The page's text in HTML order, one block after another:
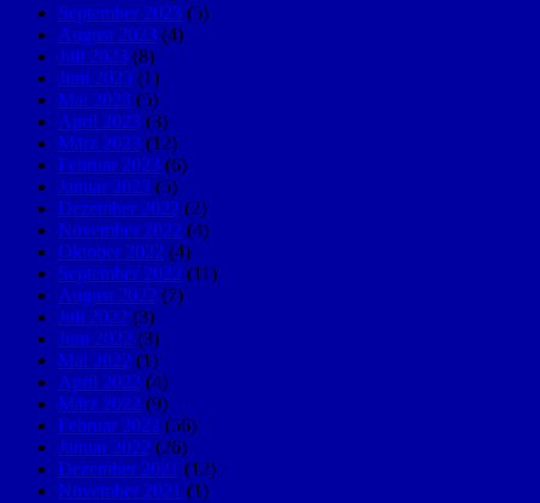
September 2023 (5)
August 2023 (4)
Juli 2023 (8)
Juni 2023 (1)
Mai 2023 (5)
April 2023 (3)
März 2023 (12)
Februar 2023 (6)
Januar 2023 (5)
Dezember 2022 (2)
November 2022 (4)
Oktober 2022 (4)
September 2022 (11)
August 2022 (7)
Juli 2022 (3)
Juni 2022 (3)
Mai 2022 (1)
April 2022 (4)
März 2022 (9)
Februar 2022 (56)
Januar 2022 (26)
Dezember 2021 (12)
November 2021 (1)